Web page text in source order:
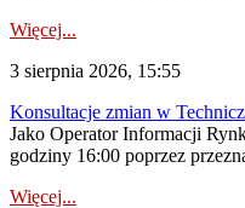
Więcej...
3 sierpnia 2026, 15:55
Konsultacje zmian w
Jako Operator Informacji
godziny 16:00 poprzez
Więcej...